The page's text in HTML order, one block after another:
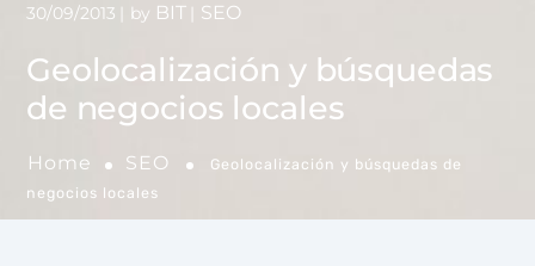
Geolocalización y búsquedas
de negocios locales
Home SEO
Geolocalización y búsquedas de
negocios locales
30/09/2013 by BIT SEO